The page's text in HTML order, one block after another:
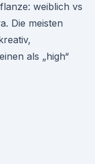
weiblich vs
Die meisten
als „high“